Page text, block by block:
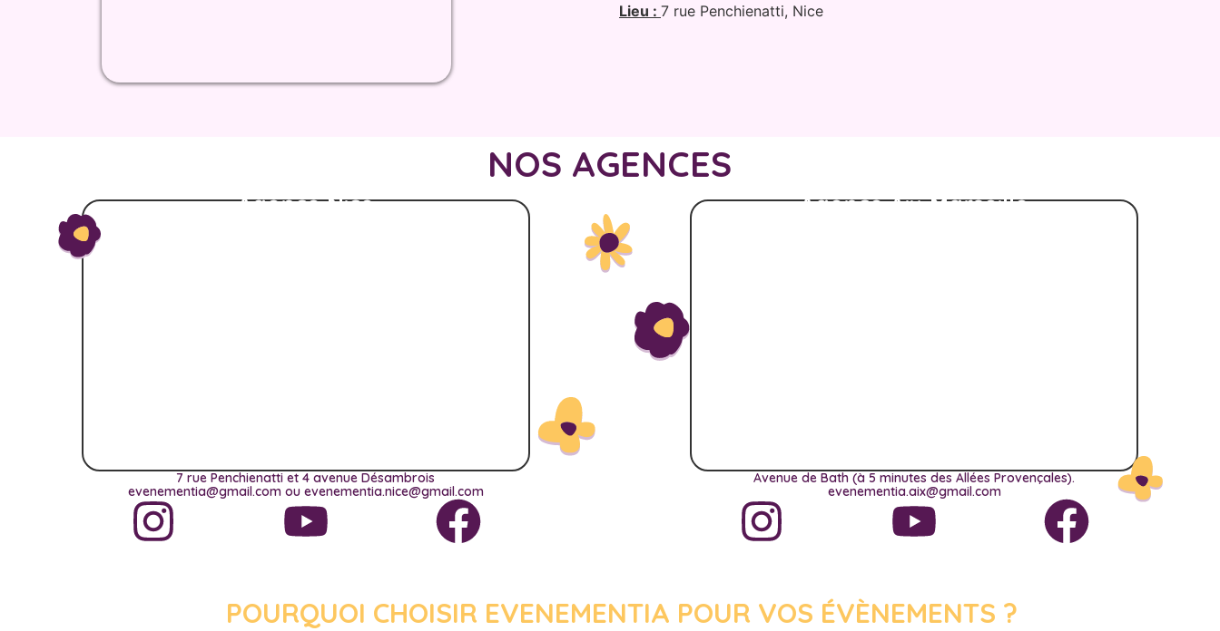
Lieu : 7 rue Penchienatti, Nice
NOS AGENCES
Agence Nice
7 rue Penchienatti et 4 avenue Désambrois
evenementia@gmail.com ou evenementia.nice@gmail.com
Agence Aix-Marseille
Avenue de Bath (à 5 minutes des Allées Provençales).
evenementia.aix@gmail.com
POURQUOI CHOISIR EVENEMENTIA POUR VOS ÉVÈNEMENTS ?